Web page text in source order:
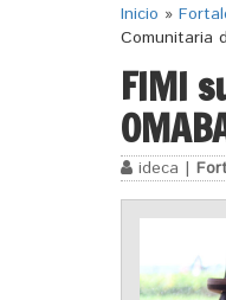
Inicio »
Comunitaria
FIMI
ideca |